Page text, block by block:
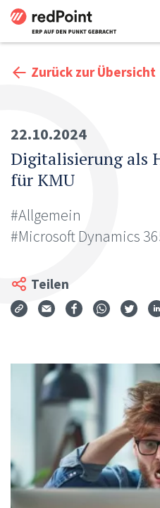
Zurück zur Übersicht
22.10.2024
Digitalisierung als
für KMU
#Allgemein
#Microsoft Dynamics
Teilen
Via Mail teilen
Auf Facebook
Auf Auf